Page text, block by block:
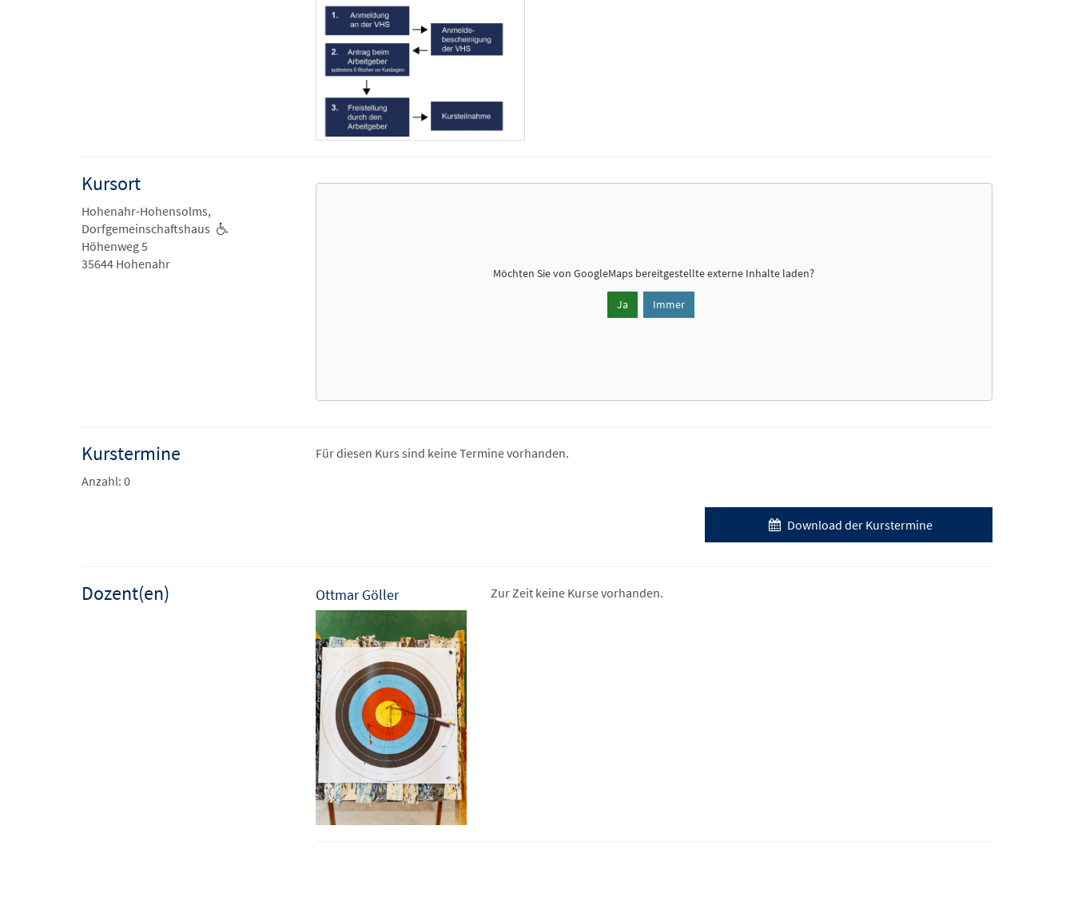
Kursort
Hohenahr-Hohensolms,
Dorfgemeinschaftshaus
Höhenweg 5
35644 Hohenahr
Möchten Sie vonGoogleMaps bereitgestellte externe Inhalte laden?
Ja Immer
Kurstermine
Anzahl: 0
Für diesen Kurs sind keine Termine vorhanden.
Download der Kurstermine
Dozent(en) Ottmar Göller Zur Zeit keine Kurse vorhanden.